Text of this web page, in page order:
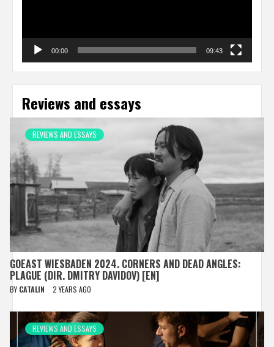
00:00 09:43
Reviews and essays
REVIEWS AND ESSAYS
GOEAST WIESBADEN 2024. CORNERS AND DEAD ANGLES:
PLAGUE (DIR. DMITRY DAVIDOV) [EN]
BY CATALIN 2 YEARS AGO
REVIEWS AND ESSAYS